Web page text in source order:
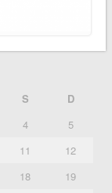
S
D
4
5
11
12
18
19